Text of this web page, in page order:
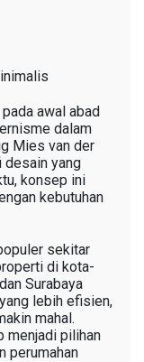
awal abad
dalam
Mies van der
desain yang
konsep ini
kebutuhan
sekitar
di kota-
Surabaya
lebih efisien,
mahal.
menjadi pilihan
perumahan